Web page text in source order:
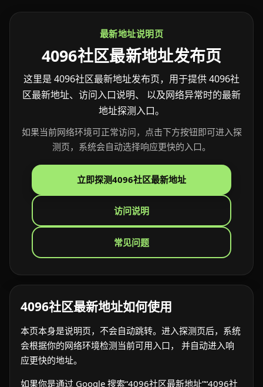
最新地址说明页
4096社区最新地址发布页
这里是 4096社区最新地址发布页，用于提供 4096社
区最新地址、访问入口说明、 以及网络异常时的最新
地址探测入口。
如果当前网络环境可正常访问，点击下方按钮即可进入探
测页，系统会自动选择响应更快的入口。
立即探测4096社区最新地址
访问说明
常见问题
4096社区最新地址如何使用
本页本身是说明页，不会自动跳转。进入探测页后，系统
会根据你的网络环境检测当前可用入口， 并自动进入响
应更快的地址。
如果你是通过 Google 搜索“4096社区最新地址”“4096社